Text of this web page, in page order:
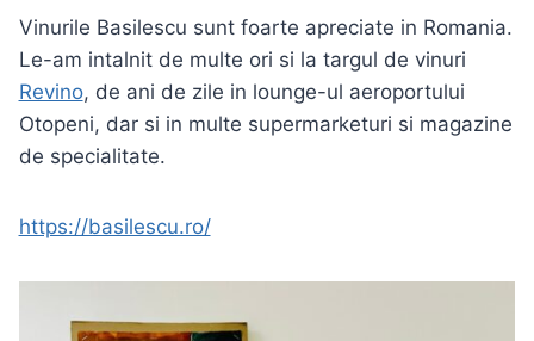
Vinurile Basilescu sunt foarte apreciate in Romania.
Le-am intalnit de multe ori si la targul de vinuri
Revino, de ani de zile in lounge-ul aeroportului
Otopeni, dar si in multe supermarketuri si magazine
de specialitate.
https://basilescu.ro/